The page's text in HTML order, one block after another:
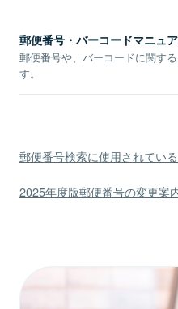
郵便番号・バーコードマニュ
郵便番号や、バーコードに関す
す。
郵便番号検索に使用されてい
2025年度版郵便番号の変更案